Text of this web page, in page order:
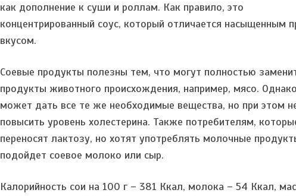
как дополнение к суши и роллам. Как правило, это
концентрированный соус, который отличается насыщенным
вкусом.
Соевые продукты полезны тем, что могут полностью
продукты животного происхождения, например, мясо.
может дать все те же необходимые вещества, но при этом
повысить уровень холестерина. Также потребителям,
переносят лактозу, но хотят употреблять молочные
подойдет соевое молоко или сыр.
Калорийность сои на 100 г – 381 Ккал, молока – 54 Ккал,